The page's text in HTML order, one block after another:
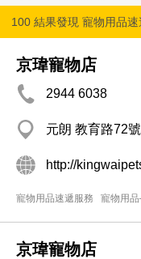
100 結果發現 寵物用品速
京瑋寵物店
2944 6038
元朗 教育路72
http://
寵物用品速遞服務 寵物用
京瑋寵物店